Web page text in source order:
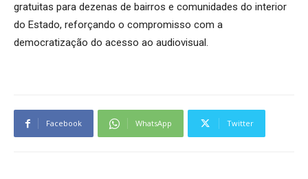
gratuitas para dezenas de bairros e comunidades do interior
do Estado, reforçando o compromisso com a
democratização do acesso ao audiovisual.
Facebook WhatsApp Twitter